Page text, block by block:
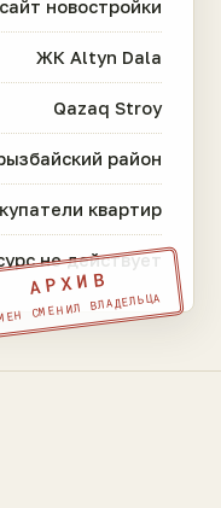
новостройки
ЖК Altyn Dala
Qazaq Stroy
район
квартир
не действует
АРХИВ
СМЕНИЛ ВЛАДЕЛЬЦА